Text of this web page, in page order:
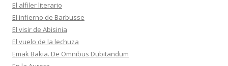
El alfiler literario
El infierno de Barbusse
El visir de Abisinia
El vuelo de la lechuza
Emak Bakia. De Omnibus Dubitandum